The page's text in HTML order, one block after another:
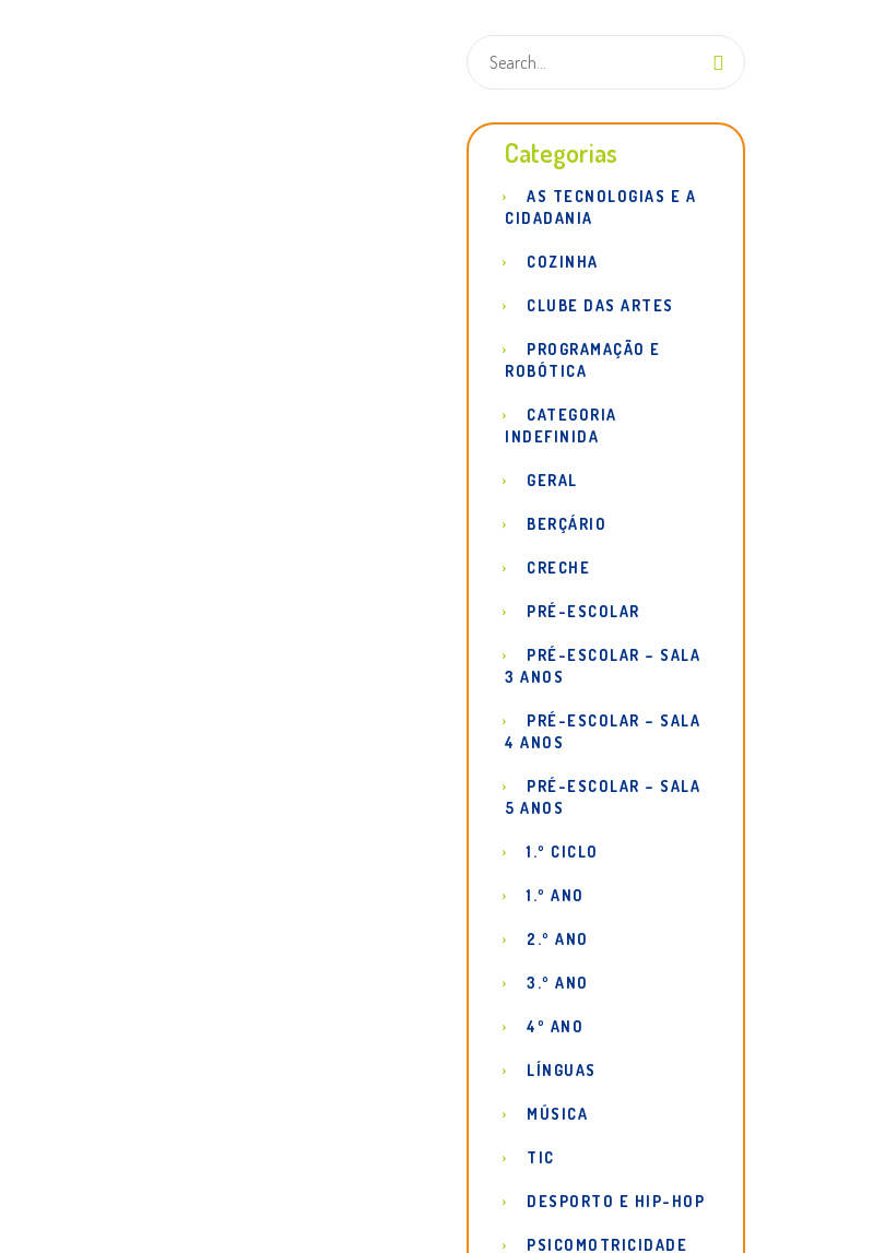
Categorias
AS TECNOLOGIAS E A
CIDADANIA
COZINHA
CLUBE DAS ARTES
PROGRAMAÇÃO E
ROBÓTICA
CATEGORIA
INDEFINIDA
GERAL
BERÇÁRIO
CRECHE
PRÉ-ESCOLAR
PRÉ-ESCOLAR – SALA
3 ANOS
PRÉ-ESCOLAR – SALA
4 ANOS
PRÉ-ESCOLAR – SALA
5 ANOS
1.º CICLO
1.º ANO
2.º ANO
3.º ANO
4º ANO
LÍNGUAS
MÚSICA
TIC
DESPORTO E HIP-HOP
PSICOMOTRICIDADE